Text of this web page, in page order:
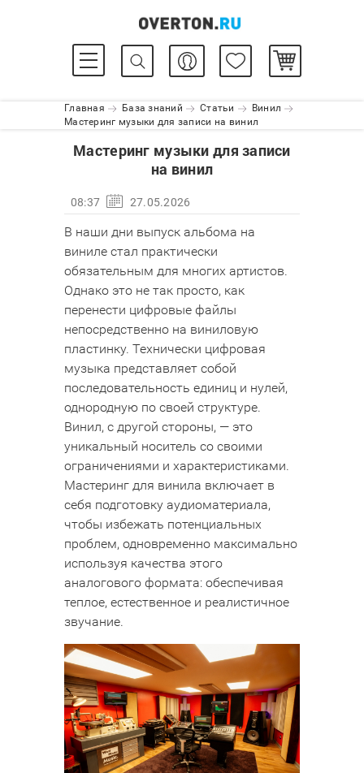
Главная База знаний Статьи
Винил
Мастеринг музыки для записи на винил
Мастеринг музыки для записи
на винил
08:37 27.05.2026
В наши дни выпуск альбома на
виниле стал практически
обязательным для многих артистов.
Однако это не так просто, как
перенести цифровые файлы
непосредственно на виниловую
пластинку. Технически цифровая
музыка представляет собой
последовательность единиц и нулей,
однородную по своей структуре.
Винил, с другой стороны, — это
уникальный носитель со своими
ограничениями и характеристиками.
Мастеринг для винила включает в
себя подготовку аудиоматериала,
чтобы избежать потенциальных
проблем, одновременно максимально
используя качества этого
аналогового формата: обеспечивая
теплое, естественное и реалистичное
звучание.